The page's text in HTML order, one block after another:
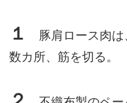
１
豚肩ロース肉は
数カ所、筋を切る。